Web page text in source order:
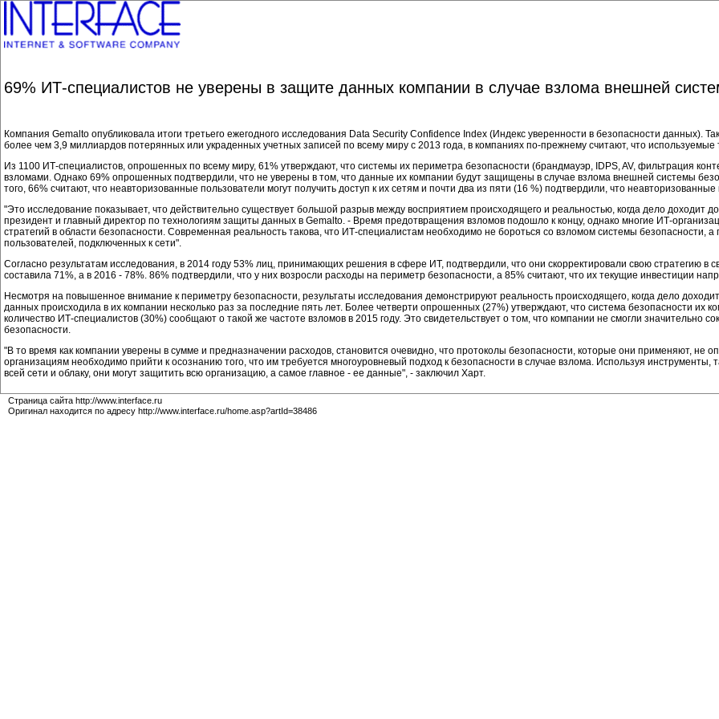
69% ИТ-специалистов не уверены в защите данных компании в случае взлома внешней
Компания Gemalto опубликовала итоги третьего ежегодного исследования Data Security Confidence Index (Индекс уверенности в безопасности данных).
более чем 3,9 миллиардов потерянных или украденных учетных записей по всему миру с 2013 года, в компаниях по-прежнему считают, что
Из 1100 ИТ-специалистов, опрошенных по всему миру, 61% утверждают, что системы их периметра безопасности (брандмауэр, IDPS, AV, фильтрация
взломами. Однако 69% опрошенных подтвердили, что не уверены в том, что данные их компании будут защищены в случае взлома внешней системы
того, 66% считают, что неавторизованные пользователи могут получить доступ к их сетям и почти два из пяти (16 %) подтвердили, что
"Это исследование показывает, что действительно существует большой разрыв между восприятием происходящего и реальностью, когда дело доходит
президент и главный директор по технологиям защиты данных в Gemalto. - Время предотвращения взломов подошло к концу, однако многие ИТ-
стратегий в области безопасности. Современная реальность такова, что ИТ-специалистам необходимо не бороться со взломом системы безопасности,
пользователей, подключенных к сети".
Согласно результатам исследования, в 2014 году 53% лиц, принимающих решения в сфере ИТ, подтвердили, что они скорректировали свою стратегию в
составила 71%, а в 2016 - 78%. 86% подтвердили, что у них возросли расходы на периметр безопасности, а 85% считают, что их текущие инвестиции
Несмотря на повышенное внимание к периметру безопасности, результаты исследования демонстрируют реальность происходящего, когда дело
данных происходила в их компании несколько раз за последние пять лет. Более четверти опрошенных (27%) утверждают, что система безопасности их
количество ИТ-специалистов (30%) сообщают о такой же частоте взломов в 2015 году. Это свидетельствует о том, что компании не смогли значительно
безопасности.
"В то время как компании уверены в сумме и предназначении расходов, становится очевидно, что протоколы безопасности, которые они применяют,
организациям необходимо прийти к осознанию того, что им требуется многоуровневый подход к безопасности в случае взлома. Используя
всей сети и облаку, они могут защитить всю организацию, а самое главное - ее данные", - заключил Харт.
Страница сайта http://www.interface.ru
Оригинал находится по адресу http://www.interface.ru/home.asp?artId=38486